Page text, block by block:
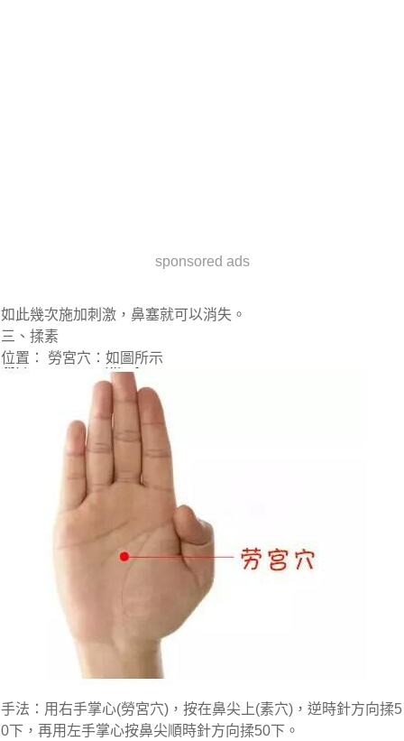
sponsored ads
如此幾次施加刺激，鼻塞就可以消失。
三、揉素
位置： 勞宮穴：如圖所示
手法：用右手掌心(勞宮穴)，按在鼻尖上(素穴)，逆時針方向揉5
0下，再用左手掌心按鼻尖順時針方向揉50下。